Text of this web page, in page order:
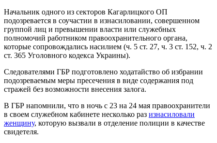
Начальник одного из секторов Кагарлицкого ОП
подозревается в соучастии в изнасиловании, совершенном
группой лиц и превышении власти или служебных
полномочий работником правоохранительного органа,
которые сопровождались насилием (ч. 5 ст. 27, ч. 3 ст. 152, ч. 2
ст. 365 Уголовного кодекса Украины).
Следователями ГБР подготовлено ходатайство об избрании
подозреваемым меры пресечения в виде содержания под
стражей без возможности внесения залога.
В ГБР напомнили, что в ночь с 23 на 24 мая правоохранители
в своем служебном кабинете несколько раз изнасиловали
женщину, которую вызвали в отделение полиции в качестве
свидетеля.